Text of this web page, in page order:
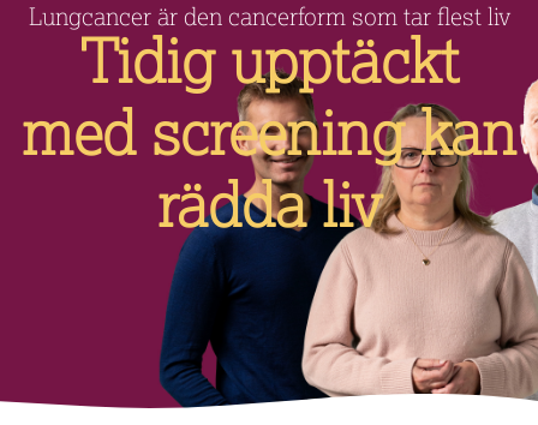
Lungcancer är den cancerform som tar flest liv
Tidig upptäckt
med screening kan
rädda liv